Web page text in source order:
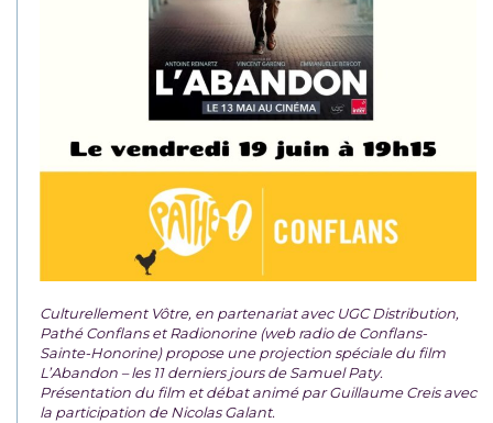
Culturellement Vôtre, en partenariat avec UGC Distribution,
Pathé Conflans et Radionorine (web radio de Conflans-
Sainte-Honorine) propose une projection spéciale du film
L’Abandon – les 11 derniers jours de Samuel Paty.
Présentation du film et débat animé par Guillaume Creis avec
la participation de Nicolas Galant.